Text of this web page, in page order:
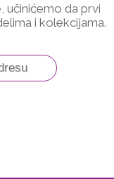
učinićemo da prvi
i kolekcijama.